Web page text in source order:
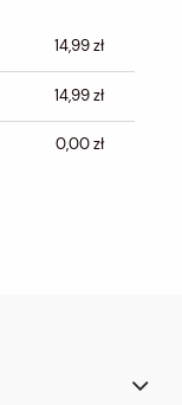
14,99 zł
14,99 zł
0,00 zł